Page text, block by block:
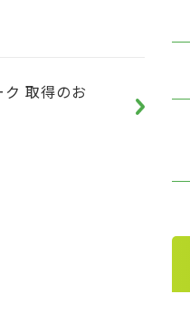
ク 取得のお